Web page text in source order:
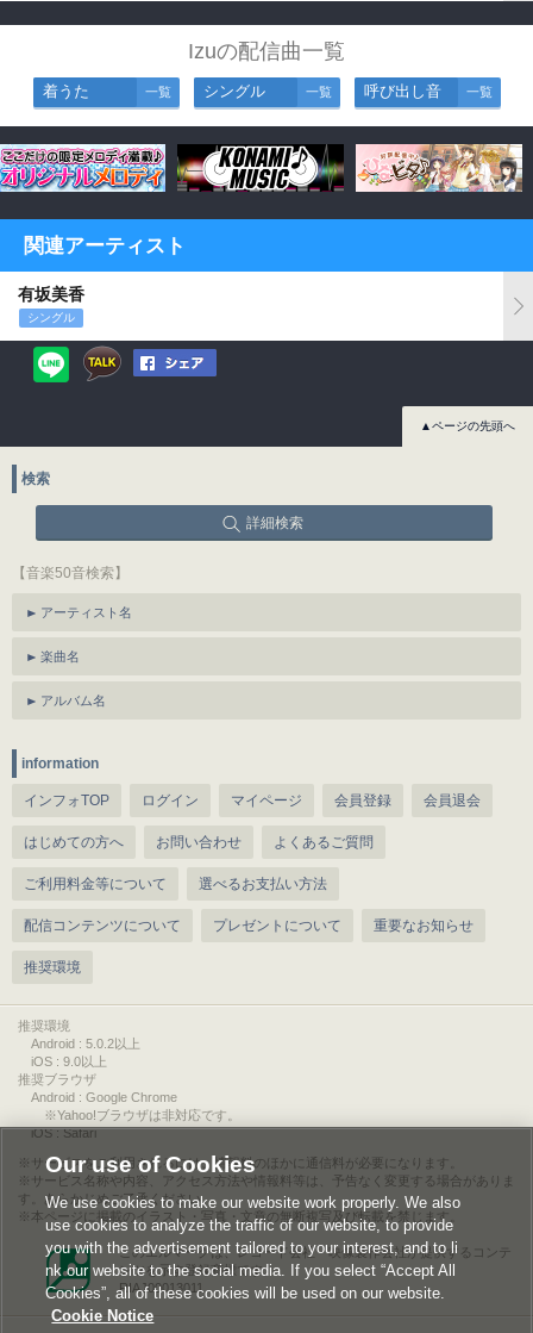
Izuの配信曲一覧
着うた 一覧 シングル 一覧 呼び出し音 一覧
関連アーティスト
有坂美香
シングル
▲ページの先頭へ
検索
詳細検索
【音楽50音検索】
アーティスト名
楽曲名
アルバム名
information
インフォTOP ログイン マイページ 会員登録 会員退会
はじめての方へ お問い合わせ よくあるご質問
ご利用料金等について 選べるお支払い方法
配信コンテンツについて プレゼントについて 重要なお知らせ
推奨環境
推奨環境
Android : 5.0.2以上
iOS : 9.0以上
推奨ブラウザ
Android : Google Chrome
※Yahoo!ブラウザは非対応です。
iOS : Safari
サービスをご利用されるには、情報料のほかに通信料が必要になります。
サービス名称や内容、アクセス方法や情報料等は、予告なく変更する場合がありま
す。あらかじめご了承ください。
本ページに掲載のイラスト・写真・文章の無断複写及び転載を禁じます。
このエルマークは、レコード会社・映像製作会社が提供するコンテ
ンツを示す登録商標です。
RIAJ00013011
Our use of Cookies
We use cookies to make our website work properly. We also
use cookies to analyze the traffic of our website, to provide
you with the advertisement tailored to your interest, and to li
nk our website to the social media. If you select “Accept All
Cookies”, all of these cookies will be used on our website.
Cookie Notice